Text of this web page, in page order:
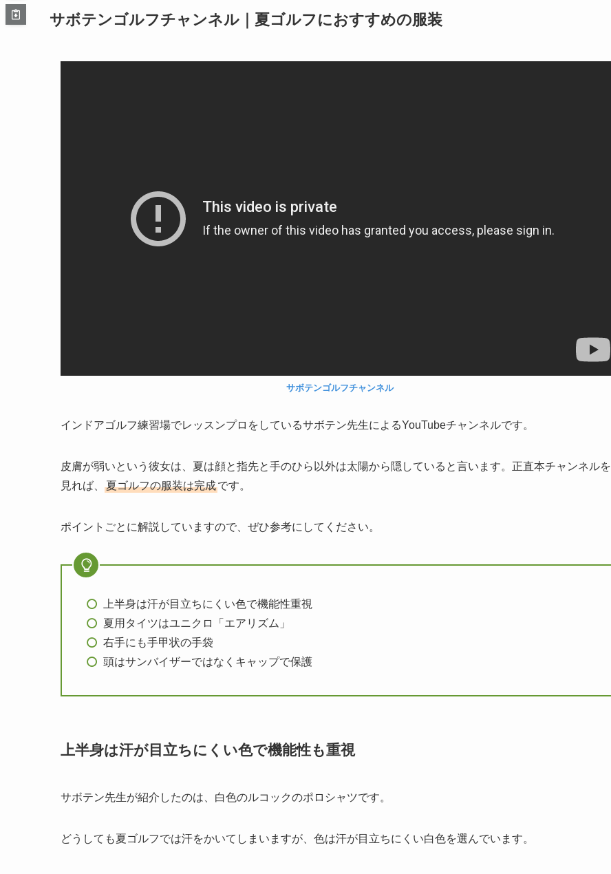
サボテンゴルフチャンネル｜夏ゴルフにおすすめの服装
サボテンゴルフチャンネル
インドアゴルフ練習場でレッスンプロをしているサボテン先生によるYouTubeチャンネルです。
皮膚が弱いという彼女は、夏は顔と指先と手のひら以外は太陽から隠していると言います。正直本チャンネルを
見れば、
夏ゴルフの服装は完成です。
ポイントごとに解説していますので、ぜひ参考にしてください。
上半身は汗が目立ちにくい色で機能性重視
夏用タイツはユニクロ「エアリズム」
右手にも手甲状の手袋
頭はサンバイザーではなくキャップで保護
上半身は汗が目立ちにくい色で機能性も重視
サボテン先生が紹介したのは、白色のルコックのポロシャツです。
どうしても夏ゴルフでは汗をかいてしまいますが、色は汗が目立ちにくい白色を選んでいます。